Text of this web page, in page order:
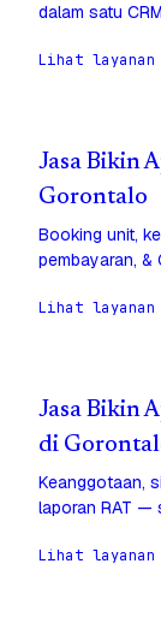
dalam satu
Lihat layanan
Jasa Bikin
Gorontalo
Booking unit,
pembayaran, &
Lihat layanan
Jasa Bikin
di
Keanggotaan,
laporan RAT —
Lihat layanan